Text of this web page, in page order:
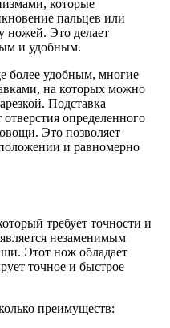
которые
пальцев или
ножей. Это делает
и удобным.
более удобным, многие
на которых можно
Подставка
определенного
Это позволяет
и равномерно
требует точности и
незаменимым
Этот нож обладает
точное и быстрое
преимуществ: